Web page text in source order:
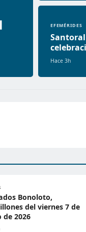
EFEMÉRIDES
Hace 3h
Bonoloto,
del viernes 7 de
de 2026